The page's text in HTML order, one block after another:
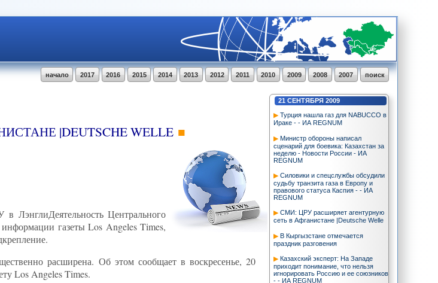
поиск
2007
2008
2009
2010
2011
2012
2013
2014
2015
2016
2017
начало
21 СЕНТЯБРЯ 2009
Турция нашла газ для NABUCCO в
Ираке - - ИА REGNUM
Министр обороны написал
сценарий для боевика: Казахстан за
неделю - Новости России - ИА
REGNUM
Силовики и спецслужбы обсудили
судьбу транзита газа в Европу и
правового статуса Каспия - - ИА
REGNUM
СМИ: ЦРУ расширяет агентурную
сеть в Афганистане |Deutsche Welle
В Кыргызстане отмечается
праздник разговения
Казахский эксперт: На Западе
приходит понимание, что нельзя
игнорировать Россию и ее союзников
- - ИА REGNUM
|DEUTSCHE WELLE
ЛэнглиДеятельность Центрального
газеты Los Angeles Times,
расширена. Об этом сообщает в воскресенье, 20
Los Angeles Times.